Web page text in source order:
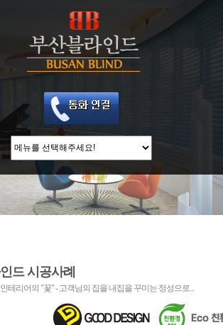
드 시공사례
테리어의 "꽃" - 고객님의 집을 내집을 꾸미는 정성으로...